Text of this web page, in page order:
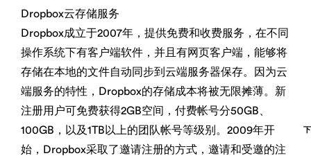
Dropbox云存储服务
Dropbox成立于2007年，提供免费和收费服务，在不同
操作系统下有客户端软件，并且有网页客户端，能够将
存储在本地的文件自动同步到云端服务器保存。因为云
端服务的特性，Dropbox的存储成本将被无限摊薄。新
注册用户可免费获得2GB空间，付费帐号分50GB、
100GB，以及1TB以上的团队帐号等级别。2009年开
始，Dropbox采取了邀请注册的方式，邀请和受邀的注